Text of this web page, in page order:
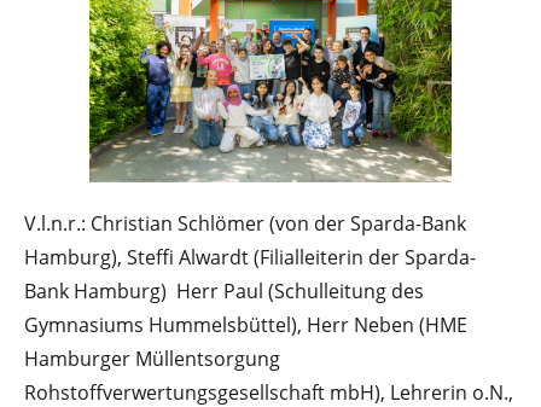
V.l.n.r.: Christian Schlömer (von der Sparda-Bank
Hamburg), Steffi Alwardt (Filialleiterin der Sparda-
Bank Hamburg) Herr Paul (Schulleitung des
Gymnasiums Hummelsbüttel), Herr Neben (HME
Hamburger Müllentsorgung
Rohstoffverwertungsgesellschaft mbH), Lehrerin o.N.,